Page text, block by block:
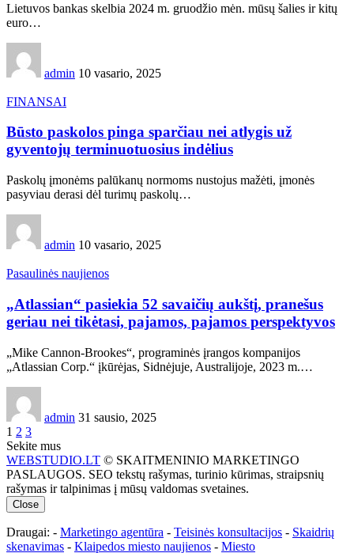
Lietuvos bankas skelbia 2024 m. gruodžio mėn. mūsų šalies ir kitų
euro…
admin 10 vasario, 2025
FINANSAI
Būsto paskolos pinga sparčiau nei atlygis už
gyventojų terminuotuosius indėlius
Paskolų įmonėms palūkanų normoms nustojus mažėti, įmonės
pasyviau derasi dėl turimų paskolų…
admin 10 vasario, 2025
Pasaulinės naujienos
„Atlassian“ pasiekia 52 savaičių aukštį, pranešus
geriau nei tikėtasi, pajamos, pajamos perspektyvos
„Mike Cannon-Brookes“, programinės įrangos kompanijos
„Atlassian Corp.“ įkūrėjas, Sidnėjuje, Australijoje, 2023 m.…
admin 31 sausio, 2025
1 2 3
Sekite mus
WEBSTUDIO.LT © SKAITMENINIO MARKETINGO
PASLAUGOS. SEO tekstų rašymas, turinio kūrimas, straipsnių
rašymas ir talpinimas į mūsų valdomas svetaines.
Close
Draugai: - Marketingo agentūra - Teisinės konsultacijos - Skaidrių
skenavimas - Klaipedos miesto naujienos - Miesto